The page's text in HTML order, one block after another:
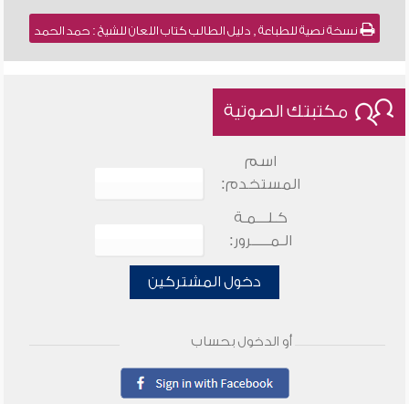
نسخة نصية للطباعة , دليل الطالب كتاب اللعان للشيخ : حمد الحمد
مكتبتك الصوتية
اسم
المستخدم:
كـلـــمـة
الـمـــــرور:
دخول المشتركين
أو الدخول بحساب